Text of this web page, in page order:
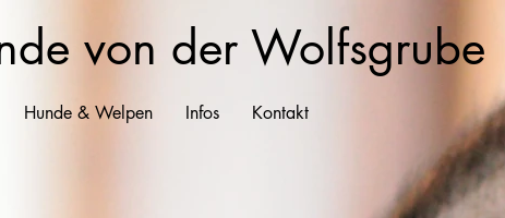
von der Wolfsgrube
Hunde & Welpen Infos Kontakt